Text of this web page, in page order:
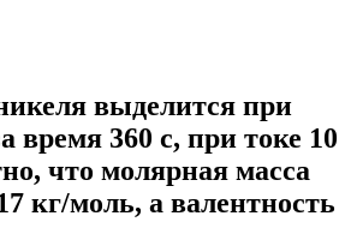
выделится при
время 360 с, при токе 10
что молярная масса
кг/моль, а валентность